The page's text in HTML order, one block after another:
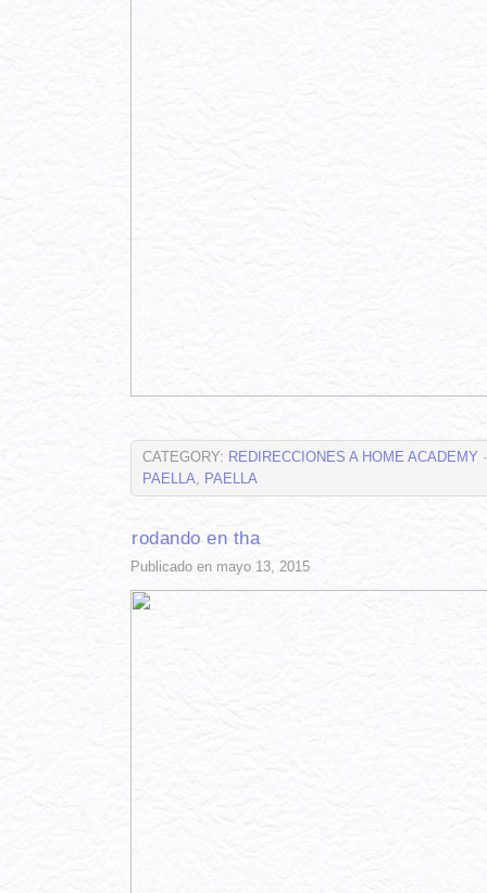
CATEGORY: REDIRECCIONES A HOME ACADEMY
PAELLA, PAELLA
rodando en tha
Publicado en mayo 13, 2015